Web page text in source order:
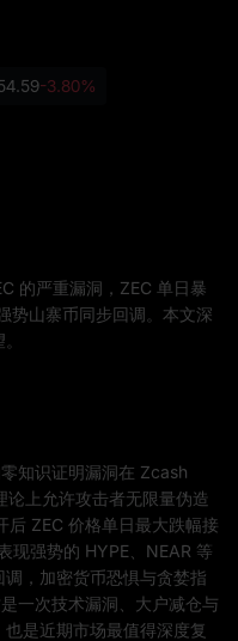
-3.80%
的严重漏洞，ZEC 单日暴
势山寨币同步回调。本文深
知识证明漏洞在 Zcash
上允许攻击者无限量伪造
后 ZEC 价格单日最大跌幅接
现强势的 HYPE、NEAR 等
，加密货币恐惧与贪婪指
一次技术漏洞、大户减仓与
是近期市场最值得深度复